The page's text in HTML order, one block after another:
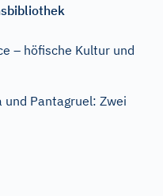
– höfische Kultur und
und Pantagruel: Zwei